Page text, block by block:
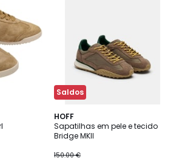
Saldos
HOFF
Sapatilhas em pele e tecido
Bridge MKII
150.00 €